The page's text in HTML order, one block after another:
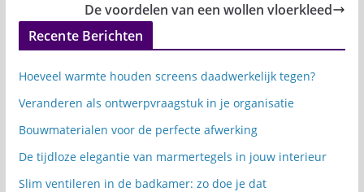
De voordelen van een wollen vloerkleed
Recente Berichten
Hoeveel warmte houden screens daadwerkelijk tegen?
Veranderen als ontwerpvraagstuk in je organisatie
Bouwmaterialen voor de perfecte afwerking
De tijdloze elegantie van marmertegels in jouw interieur
Slim ventileren in de badkamer: zo doe je dat